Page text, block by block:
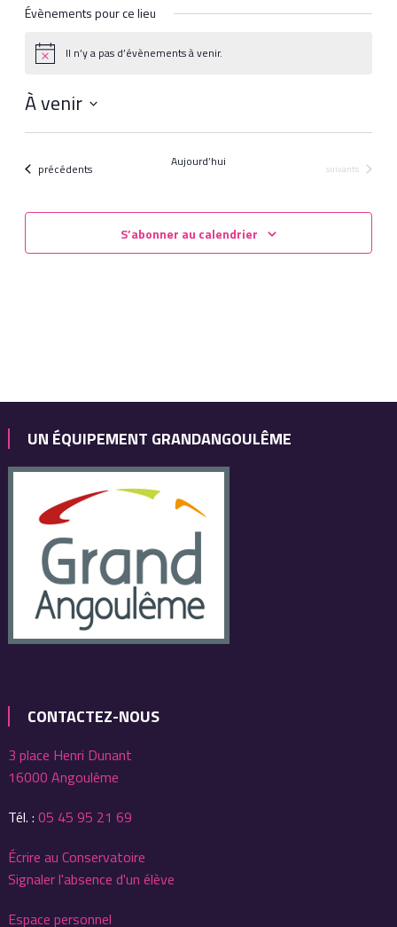
Évènements pour ce lieu
Notice Il n’y a pas d’évènements à venir.
À venir
Sélectionnez
date.Évènements
précédents Aujourd’hui Évènements
suivants
S’abonner au calendrier
UN ÉQUIPEMENT GRANDANGOULÊME
CONTACTEZ-NOUS
3 place Henri Dunant
16000 Angoulême
Tél. : 05 45 95 21 69
Écrire au Conservatoire
Signaler l'absence d'un élève
Espace personnel